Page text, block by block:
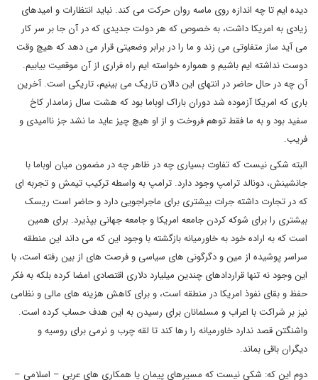
دیده ایم تا چه اندازه روی ماسه روان حرکت می کند. نباید انتظارات و امیدهای
زیادی به امریکا داشت، به خصوص که هر دولت جدیدی که در آن جا بر سر کار
می آید ساز متفاوتی می زند و ما را در برابر وضعیتی قرار می دهد که هیچ وقت
دوست نداشته ایم باشیم و همواره خواسته ایم راه فراری از آن موقعیت بیابیم.
آن چه در حال حاضر در انتهای این دالان تاریک می بینیم، تاریکی است. آخرین
باری که امریکا آزموده شد دوران باراک اوباما بود که هشت سال زمامدار کاخ
سفید بود و به ما فقط توهم فروخت و از او هیچ چیز عاید ما نشد جز ناامیدی و
فریب.
البته شکی نیست که تفاوت بسیاری چه در ظاهر چه در مضمون میان اوباما با
جانشینش، دونالد ترامپ وجود دارد. ترامپ به واسطه ترکیب تیمش و تجربه ای
که در تجارت داشته جرات بیشتری برای ماجراجویی دارد و حاضر است ریسک
بیشتری را برای شوکه کردن جامعه امریکا و جامعه جهانی بپذیرد. برای همین
است که به اراده خود به خاورمیانه بازگشته با وجود این که می داند این منطقه
سراسر پوشیده از مین و دگرگونی های سیاسی و فرصت های از بین رفته است، با
این وجود نه تنها قراردادهای چندین میلیارد دلاری اقتصادی امضا کرده بلکه به فکر
حفظ و بقای نفوذ امریکا در منطقه است، و برای کاهش هزینه های مالی و نظامی
نیز بر شراکت با اعراب و مسلمانان برای رسیدن به این هدف حساب کرده است.
واشنگتن قصد ندارد خاورمیانه را رها کند تا لقه چرب و نرمی برای روسیه و
دیگران باقی بماند.
دوم این که: شکی نیست که مسیرهای پیمان یا همکاری های عربی – اسلامی –